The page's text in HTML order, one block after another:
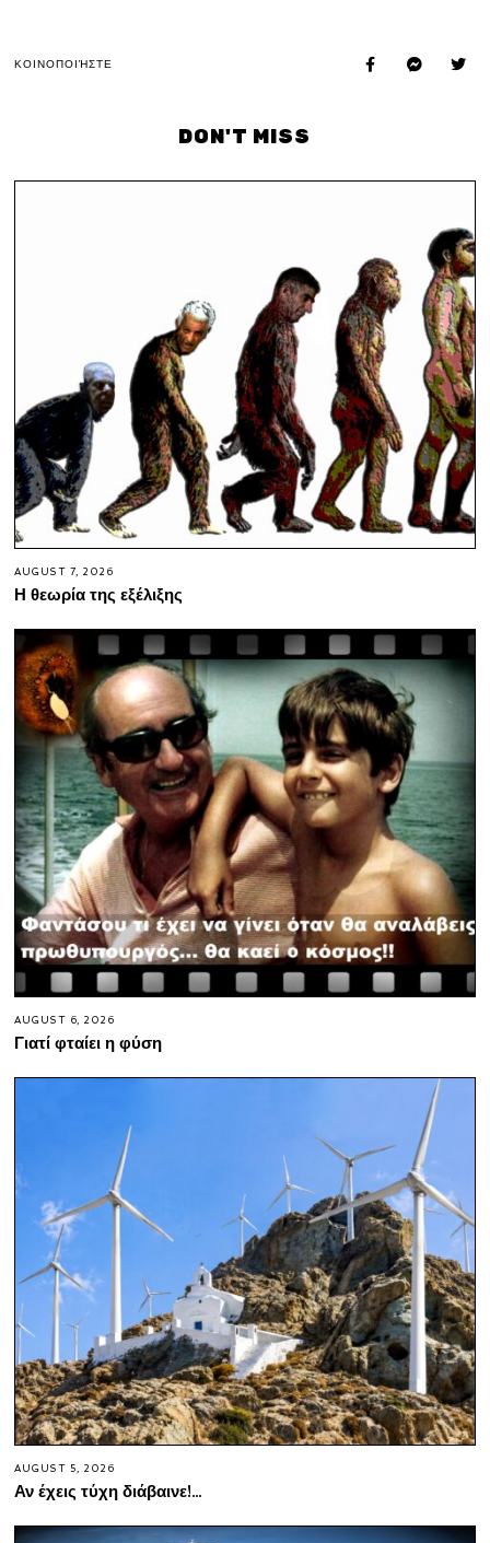
ΚΟΙΝΟΠΟΙΉΣΤΕ
DON'T MISS
AUGUST 7, 2026
Η θεωρία της εξέλιξης
AUGUST 6, 2026
Γιατί φταίει η φύση
AUGUST 5, 2026
Αν έχεις τύχη διάβαινε!…